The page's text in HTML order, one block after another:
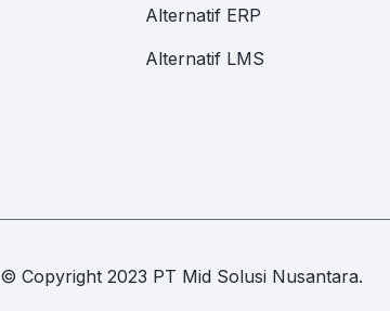
Alternatif ERP
Alternatif LMS
© Copyright 2023 PT Mid Solusi Nusantara.